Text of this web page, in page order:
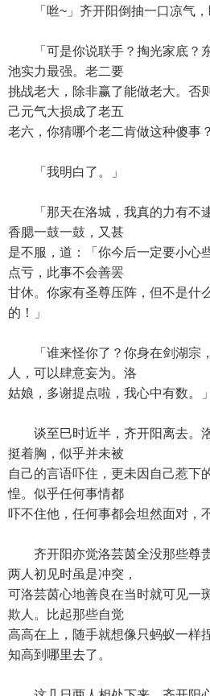
「咝~」齐开阳倒抽一口凉气，
「可是你说联手？掏光家底？
池实力最强。老二要
挑战老大，除非赢了能做老大。否
己元气大损成了老五
老六，你猜哪个老二肯做这种傻事？
「我明白了。」
「那天在洛城，我真的力有不逮
香腮一鼓一鼓，又甚
是不服，道：「你今后一定要小心
点亏，此事不会善罢
甘休。你家有圣尊压阵，但不是什
的！」
「谁来怪你了？你身在剑湖宗
人，可以肆意妄为。洛
姑娘，多谢提点啦，我心中有数。」
谈至巳时近半，齐开阳离去。洛
挺着胸，似乎并未被
自己的言语吓住，更未因自己惹下
惶。似乎任何事情都
吓不住他，任何事都会坦然面对，
齐开阳亦觉洛芸茵全没那些尊
两人初见时虽是冲突，
可洛芸茵心地善良在当时就可见一
欺人。比起那些自觉
高高在上，随手就想像只蚂蚁一样
知高到哪里去了。